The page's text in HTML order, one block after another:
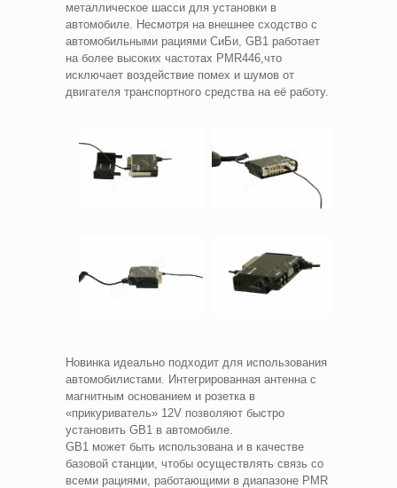
металлическое шасси для установки в
автомобиле. Несмотря на внешнее сходство с
автомобильными рациями СиБи, GB1 работает
на более высоких частотах PMR446,что
исключает воздействие помех и шумов от
двигателя транспортного средства на её работу.
Новинка идеально подходит для использования
автомобилистами. Интегрированная антенна с
магнитным основанием и розетка в
«прикуриватель» 12V позволяют быстро
установить GB1 в автомобиле.
GB1 может быть использована и в качестве
базовой станции, чтобы осуществлять связь со
всеми рациями, работающими в диапазоне PMR